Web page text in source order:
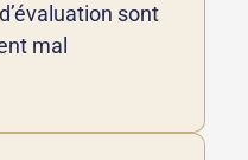
sont
mal